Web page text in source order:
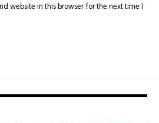
website in this browser for the next time I